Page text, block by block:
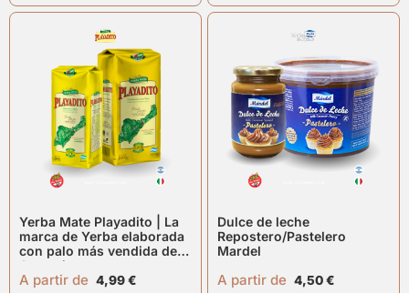
Yerba Mate Playadito | La
marca de Yerba elaborada
con palo más vendida de
Argentina
A partir de 4,99€
Dulce de leche
Repostero/Pastelero
Mardel
A partir de 4,50€